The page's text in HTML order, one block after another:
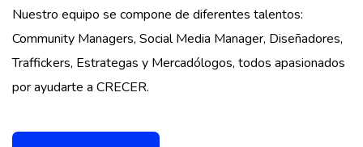
Nuestro equipo se compone de diferentes talentos:
Community Managers, Social Media Manager, Diseñadores,
Traffickers, Estrategas y Mercadólogos, todos apasionados
por ayudarte a CRECER.